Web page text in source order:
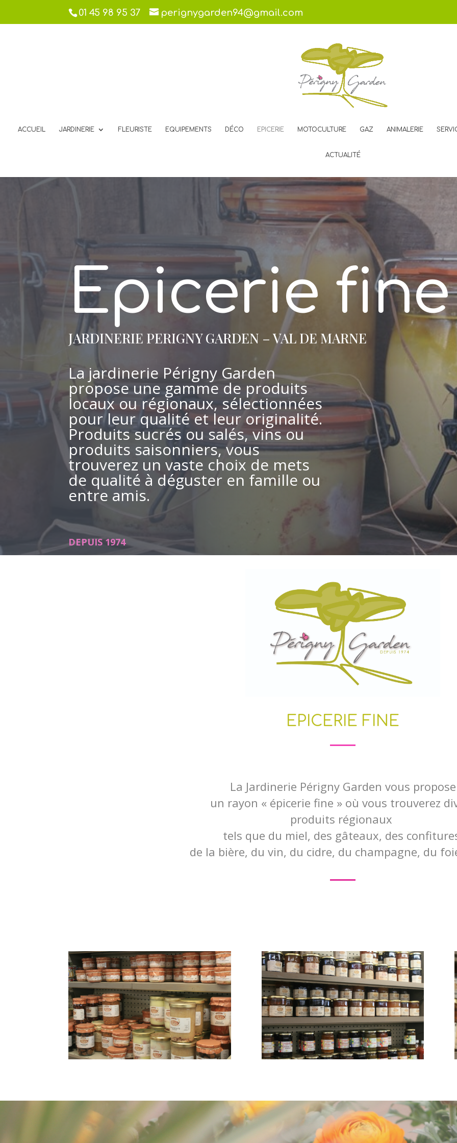
01 45 98 95 37 perignygarden94@gmail.com
ACCUEIL JARDINERIE FLEURISTE EQUIPEMENTS DÉCO EPICERIE MOTOCULTURE GAZ ANIMALERIE
ACTUALITÉ
Epicerie
JARDINERIE PERIGNY GARDEN – VAL DE MARNE
La jardinerie Périgny Garden
propose une gamme de produits
locaux ou régionaux, sélectionnées
pour leur qualité et leur originalité.
Produits sucrés ou salés, vins ou
produits saisonniers, vous
trouverez un vaste choix de mets
de qualité à déguster en famille ou
entre amis.
DEPUIS 1974
EPICERIE FINE
La Jardinerie Périgny Garden vous propose
un rayon « épicerie fine » où vous trouverez
produits régionaux
tels que du miel, des gâteaux, des
de la bière, du vin, du cidre, du champagne, du